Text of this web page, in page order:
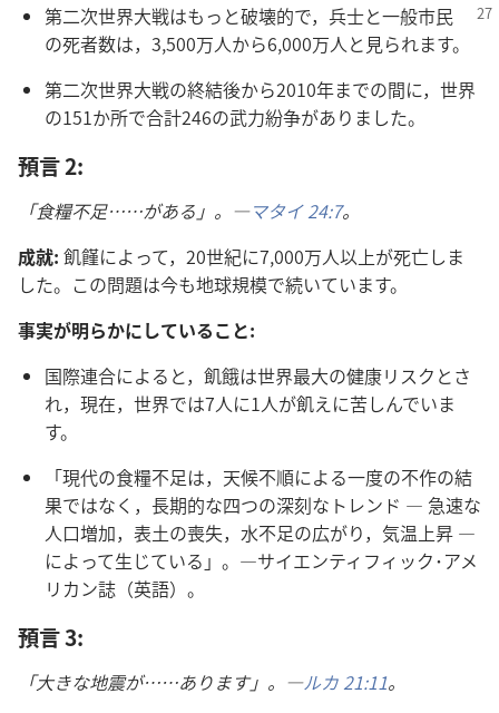
第​二​次​世界​大戦​は​もっと​破壊​的​で，兵士​と​一般​市民​
の​死者​数​は，3,500万​人​から​6,000万​人​と​見​られ​ます。
第​二​次​世界​大戦​の​終結​後​から​2010​年​まで​の​間​に，世界​
の​151​か所​で​合計​246​の​武力​紛争​が​あり​まし​た。
預言 2:
「食糧​不足……が​ある」。―マタイ 24:7。
成就: 飢饉​に​よっ​て，20​世紀​に​7,000万​人​以上​が​死亡​し​ま
し​た。この​問題​は​今​も​地球​規模​で​続い​て​い​ます。
事実​が​明らか​に​し​て​いる​こと:
国際​連合​に​よる​と，飢餓​は​世界​最大​の​健康​リスク​と​さ
れ，現在，世界​で​は​7​人​に​1​人​が​飢え​に​苦しん​で​い​ま
す。
「現代​の​食糧​不足​は，天候​不順​に​よる​一度​の​不作​の​結
果​で​は​なく，長期​的​な​四つ​の​深刻​な​トレンド ― 急速​な​
人口​増加，表土​の​喪失，水​不足​の​広がり，気温​上昇 ―
に​よっ​て​生じ​て​いる」。―サイエンティフィック​･​アメ
リカン​誌（英語）。
預言 3:
「大きな​地震​が……あり​ます」。―ルカ 21:11。